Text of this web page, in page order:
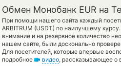
Обмен Монобанк EUR на
При помощи нашего сайта каждый
ARBITRUM (USDT) по наилучшему
внимание и на резервное количество
нашем сайте, были досконально
Для посетителей, которые впервые
подробное
видео, рассказывающее о